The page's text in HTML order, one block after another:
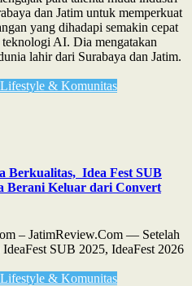
dan Jatim untuk memperkuat
yang dihadapi semakin cepat
AI. Dia mengatakan
lahir dari Surabaya dan Jatim.
Lifestyle & Komunitas
Berkualitas, Idea Fest SUB
Berani Keluar dari Convert
– JatimReview.Com — Setelah
SUB 2025, IdeaFest 2026
Lifestyle & Komunitas